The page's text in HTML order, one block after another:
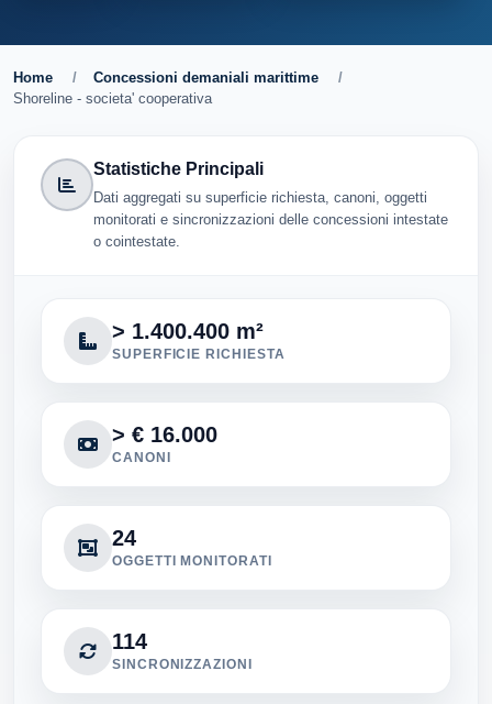
Home / Concessioni demaniali marittime
/
Shoreline - societa' cooperativa
Statistiche Principali
Dati aggregati su superficie richiesta, canoni, oggetti
monitorati e sincronizzazioni delle concessioni intestate
o cointestate.
> 1.400.400 m²
SUPERFICIE RICHIESTA
> € 16.000
CANONI
24
OGGETTI MONITORATI
114
SINCRONIZZAZIONI